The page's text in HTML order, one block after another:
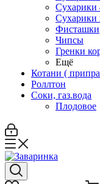
Сухарики
Фисташки
Чипсы
Гренки
Ещё
Котани (
Роллтон
Соки, газ.вода
Плодовое